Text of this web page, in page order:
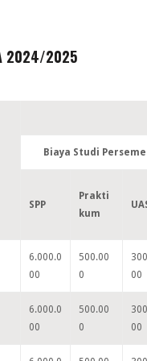
2024/2025
Biaya Studi
SPP
Prakti
kum
6.000.0
00
500.00
0
00
6.000.0
00
500.00
0
00